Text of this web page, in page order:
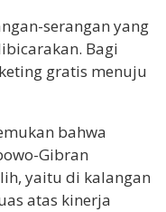
serangan yang
Bagi
gratis menuju
bahwa
Gibran
yaitu di kalangan
atas kinerja